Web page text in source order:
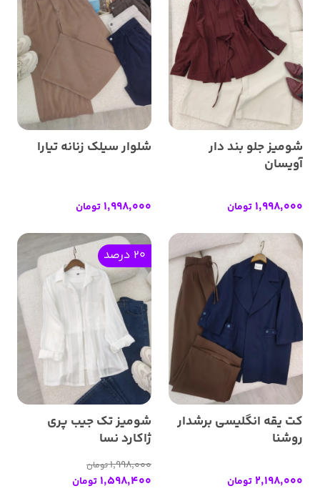
شومیز جلو بند دار
آویسان
1,998,000تومان
شلوار سیلک زنانه تیارا
1,998,000تومان
کت یقه انگلیسی برشدار
روشنا
2,198,000تومان
20 درصد
شومیز تک جیب پری
ژاکارد نسا
1,998,000تومان
1,598,400تومان